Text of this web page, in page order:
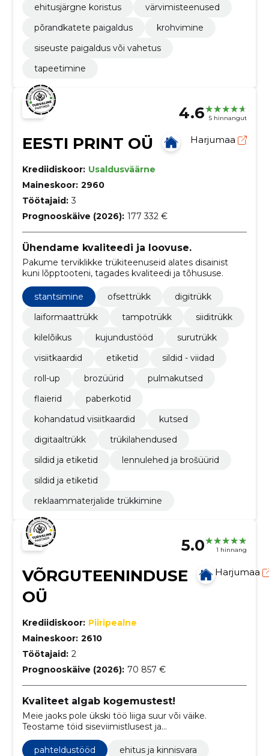
ehitusjärgne koristus
värvimisteenused
põrandkatete paigaldus
krohvimine
siseuste paigaldus või vahetus
tapeetimine
4.6 5 hinnangut
EESTI PRINT OÜ Harjumaa
Krediidiskoor: Usaldusväärne
Maineskoor: 2960
Töötajaid: 3
Prognooskäive (2026): 177 332 €
Ühendame kvaliteedi ja loovuse.
Pakume terviklikke trükiteenuseid alates disainist
kuni lõpptooteni, tagades kvaliteedi ja tõhususe.
stantsimine ofsettrükk
digitrükk
laiformaattrükk
tampotrükk
siiditrükk
kilelõikus
kujundustööd
surutrükk
visiitkaardid
etiketid
sildid - viidad
roll-up
brozüürid
pulmakutsed
flaierid
paberkotid
kohandatud visiitkaardid
kutsed
digitaaltrükk
trükilahendused
sildid ja etiketid
lennulehed ja brošüürid
sildid ja etiketid
reklaammaterjalide trükkimine
5.0 1 hinnang
VÕRGUTEENINDUSE
OÜ
Harjumaa
Krediidiskoor: Piiripealne
Maineskoor: 2610
Töötajaid: 2
Prognooskäive (2026): 70 857 €
Kvaliteet algab kogemustest!
Meie jaoks pole ükski töö liiga suur või väike.
Teostame töid siseviimistlusest ja
põrandapaigaldusest, kuni projekti alusel hoone
ehitamiseni. Pakume ka võtmed-kätte lahendusi!
pahteldustööd
ehitus ja kinnisvara